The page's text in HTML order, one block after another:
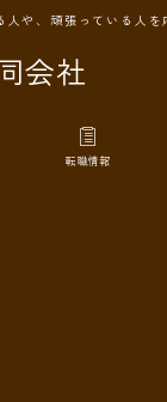
会社
人や、頑張っている人を
転職情報